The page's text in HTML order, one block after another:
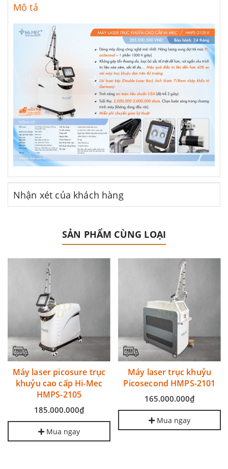
Mô tả
Nhận xét của khách hàng
SẢN PHẨM CÙNG LOẠI
Máy laser picosure trục
khuỷu cao cấp Hi-Mec
HMPS-2105
185.000.000₫
Mua ngay
Máy laser trục khuỷu
Picosecond HMPS-2101
165.000.000₫
Mua ngay